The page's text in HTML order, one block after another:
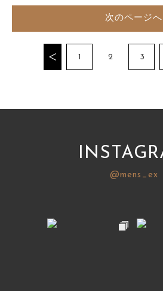
次のページへ
1 2 3
@mens_ex